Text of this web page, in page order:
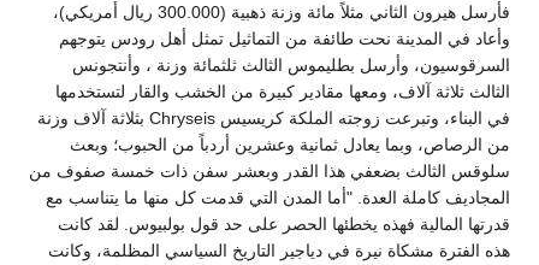
فأرسل هيرون الثاني مثلاً مائة وزنة ذهبية (300.000 ريال أمريكي)،
وأعاد في المدينة نحت طائفة من التماثيل تمثل أهل رودس يتوجهم
السرقوسيون، وأرسل بطليموس الثالث ثلثمائة وزنة ، وأنتجونس
الثالث ثلاثة آلاف، ومعها مقادير كبيرة من الخشب والقار لتستخدمها
في البناء، وتبرعت زوجته الملكة كريسيس Chryseis بثلاثة آلاف وزنة
من الرصاص، وبما يعادل ثمانية وعشرين أردباً من الحبوب؛ وبعث
سلوقس الثالث بضعفي هذا القدر وبعشر سفن ذات خمسة صفوف من
المجاديف كاملة العدة. "أما المدن التي قدمت كل منها ما يتناسب مع
قدرتها المالية فهذه يخطئها الحصر على حد قول بولبيوس. لقد كانت
هذه الفترة مشكاة نيرة في دياجير التاريخ السياسي المظلمة، وكانت